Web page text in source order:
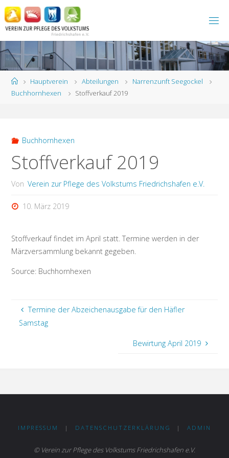
Zum
Inhalt
springen
StartHauptverein Abteilungen
Narrenzunft Seegockel
Buchhornhexen
Stoffverkauf 2019
Buchhornhexen
Stoffverkauf 2019
Von Verein zur Pflege des Volkstums Friedrichshafen e.V.
10. März 2019
Stoffverkauf findet im April statt. Termine werden in der
Märzversammlung bekannt gegeben.
Source: Buchhornhexen
Termine der Abzeichenausgabe für den Häfler
Samstag
Bewirtung April 2019
IMPRESSUM | DATENSCHUTZERKLÄRUNG | ADMIN
© Verein zur Pflege des Volkstums Friedrichshafen e.V.